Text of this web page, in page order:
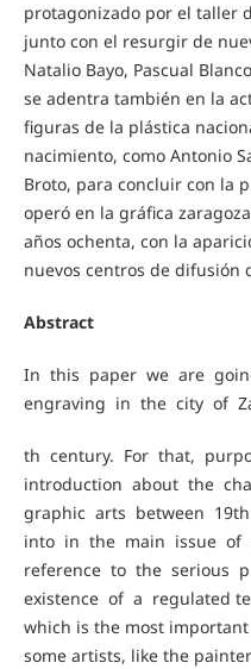
protagonizado por el taller
junto con el resurgir de
Natalio Bayo, Pascual
se adentra también en la
figuras de la plástica
nacimiento, como Antonio
Broto, para concluir con la
operó en la gráfica
años ochenta, con la
nuevos centros de difusión
Abstract
In this paper we are
engraving in the city of
th century. For that,
introduction about the
graphic arts between
into in the main issue of
reference to the serious
existence of a regulated
which is the most important
some artists, like the